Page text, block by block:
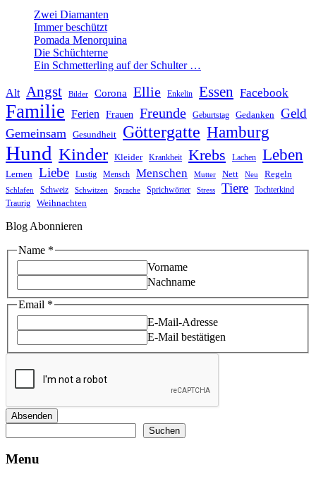
Zwei Diamanten
Immer beschützt
Pomada Menorquina
Die Schüchterne
Ein Schmetterling auf der Schulter …
Alt Angst Bilder Corona Ellie Enkelin Essen Facebook
Familie Ferien Frauen Freunde Geburtstag Gedanken Geld
Gemeinsam Gesundheit Göttergatte Hamburg
Hund Kinder Kleider Krankheit Krebs Lachen Leben
Lernen Liebe Lustig Mensch Menschen Mutter Nett Neu Regeln
Schlafen Schweiz Schwitzen Sprache Sprichwörter Stress Tiere Tochterkind
Traurig Weihnachten
Blog Abonnieren
Name *
Vorname
Nachname
Name
Email
Email *
E-Mail-Adresse
E-Mail bestätigen
Absenden
Suchen
Menu